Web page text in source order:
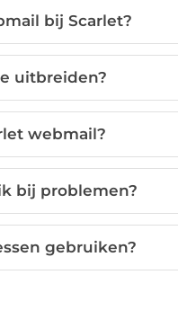
bij Scarlet?
uitbreiden?
webmail?
bij problemen?
gebruiken?